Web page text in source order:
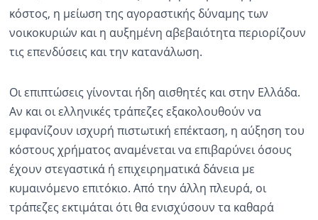
κόστος, η μείωση της αγοραστικής δύναμης των
νοικοκυριών και η αυξημένη αβεβαιότητα περιορίζουν
τις επενδύσεις και την κατανάλωση.
Οι επιπτώσεις γίνονται ήδη αισθητές και στην Ελλάδα.
Αν και οι ελληνικές τράπεζες εξακολουθούν να
εμφανίζουν ισχυρή πιστωτική επέκταση, η αύξηση του
κόστους χρήματος αναμένεται να επιβαρύνει όσους
έχουν στεγαστικά ή επιχειρηματικά δάνεια με
κυμαινόμενο επιτόκιο. Από την άλλη πλευρά, οι
τράπεζες εκτιμάται ότι θα ενισχύσουν τα καθαρά